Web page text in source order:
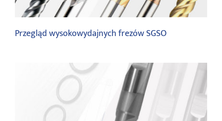
Przegląd wysokowydajnych frezów SGSO
Cutting tools